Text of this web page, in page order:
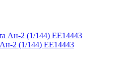
2 (1/144) EE14443